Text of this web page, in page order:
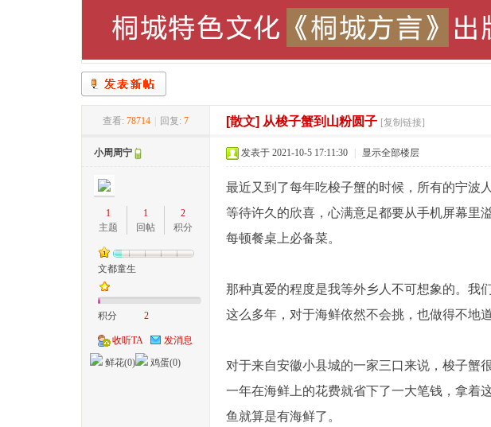
查看: 78714 回复: 7 [散文] 从梭子蟹到山粉圆子 [复制链接]
小周周宁
1
主题
1
回帖
2
积分
文都童生
积分 2
收听TA
发消息
鲜花(0) 鸡蛋(0)
发表于 2021-10-5 17:11:30 显示全部楼层
最近又到了每年吃梭子蟹的时候，所有的宁
等待许久的欣喜，心满意足都要从手机屏幕里
每顿餐桌上必备菜。
那种真爱的程度是我等外乡人不可想象的。我
这么多年，对于海鲜依然不会挑，也做得不地道
对于来自安徽小县城的一家三口来说，梭子蟹
一年在海鲜上的花费就省下了一大笔钱，拿着
鱼就算是有海鲜了。